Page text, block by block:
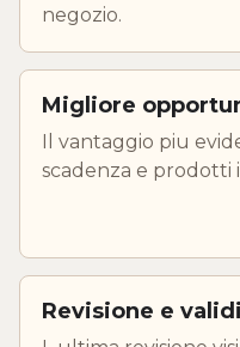
negozio.
Migliore
Il vantaggio piu
scadenza e prodotti
Revisione e